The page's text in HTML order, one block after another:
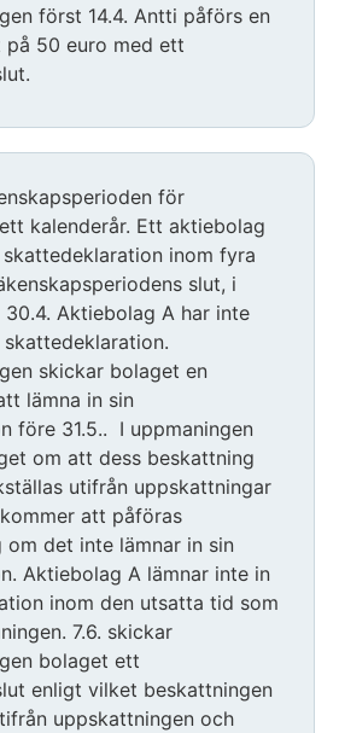
först 14.4. Antti påförs en
50 euro med ett
för
kalenderår. Ett aktiebolag
skattedeklaration inom fyra
slut, i
Aktiebolag A har inte
skickar bolaget en
lämna in sin
före 31.5.. I uppmaningen
om att dess beskattning
utifrån uppskattningar
att påföras
det inte lämnar in sin
Aktiebolag A lämnar inte in
inom den utsatta tid som
7.6. skickar
bolaget ett
enligt vilket beskattningen
uppskattningen och